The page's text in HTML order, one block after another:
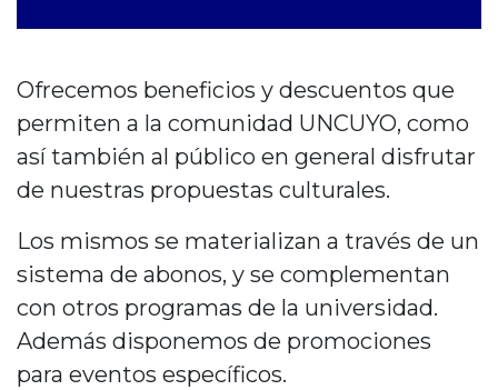
Ofrecemos beneficios y descuentos que
permiten a la comunidad UNCUYO, como
así también al público en general disfrutar
de nuestras propuestas culturales.
Los mismos se materializan a través de un
sistema de abonos, y se complementan
con otros programas de la universidad.
Además disponemos de promociones
para eventos específicos.